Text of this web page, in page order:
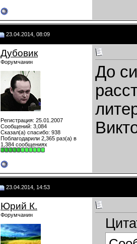
23.04.2014, 08:09
Дубовик
Форумчанин
Регистрация: 25.01.2007
Сообщений: 3,084
Сказал(а) спасибо: 938
Поблагодарили 2,365 раз(а) в
1,384 сообщениях
До
23.04.2014, 14:53
Юрий К.
Форумчанин